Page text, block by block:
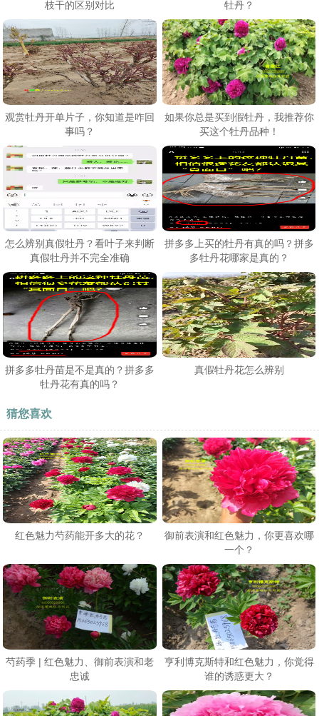
枝干的区别对比 牡丹？
观赏牡丹开单片子，你知道是咋回
事吗？
如果你总是买到假牡丹，我推荐你
买这个牡丹品种！
怎么辨别真假牡丹？看叶子来判断
真假牡丹并不完全准确
拼多多上买的牡丹有真的吗？拼多
多牡丹花哪家是真的？
拼多多牡丹苗是不是真的？拼多多
牡丹花有真的吗？
真假牡丹花怎么辨别
猜您喜欢
红色魅力芍药能开多大的花？
御前表演和红色魅力，你更喜欢哪
一个？
芍药季 | 红色魅力、御前表演和老
忠诚
亨利博克斯特和红色魅力，你觉得
谁的诱惑更大？